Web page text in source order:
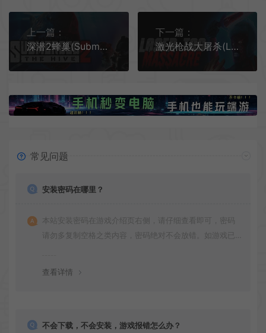
上一篇：
深潜2蜂巢(Submersed 2 - The Hive)第一人称科幻恐怖游戏|下载
下一篇：
激光枪战大屠杀(Laser Tag Massacre)复古生存恐怖游戏|下载
常见问题
安装密码在哪里？
本站安装密码在游戏介绍页右侧，请仔细查看即可，密码
请勿多复制空格之类内容，密码绝对不会放错。如游戏已
查看详情
不会下载，不会安装，游戏报错怎么办？